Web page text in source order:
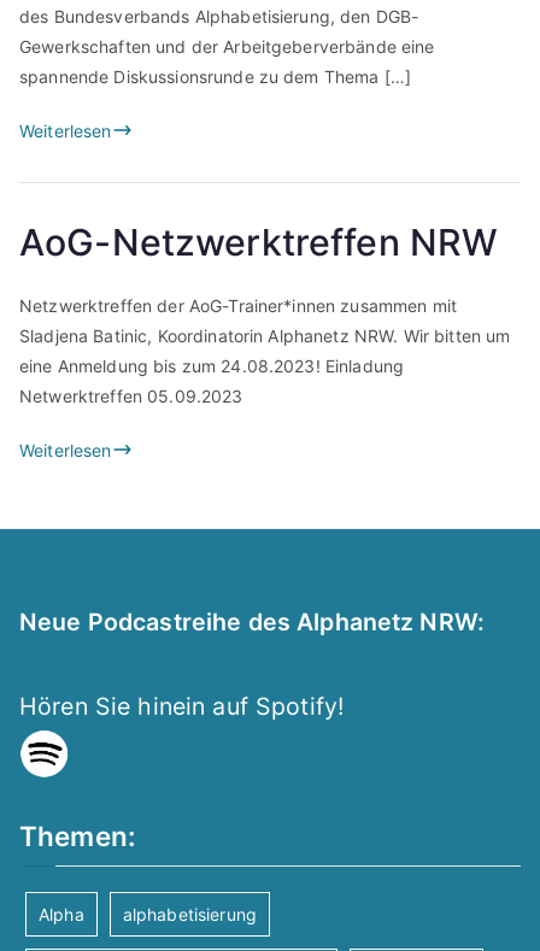
des Bundesverbands Alphabetisierung, den DGB-
Gewerkschaften und der Arbeitgeberverbände eine
spannende Diskussionsrunde zu dem Thema […]
Weiterlesen
AoG-Netzwerktreffen NRW
Netzwerktreffen der AoG-Trainer*innen zusammen mit
Sladjena Batinic, Koordinatorin Alphanetz NRW. Wir bitten um
eine Anmeldung bis zum 24.08.2023! Einladung
Netwerktreffen 05.09.2023
Weiterlesen
Neue Podcastreihe des Alphanetz NRW:
Hören Sie hinein auf Spotify!
Themen:
Alpha alphabetisierung